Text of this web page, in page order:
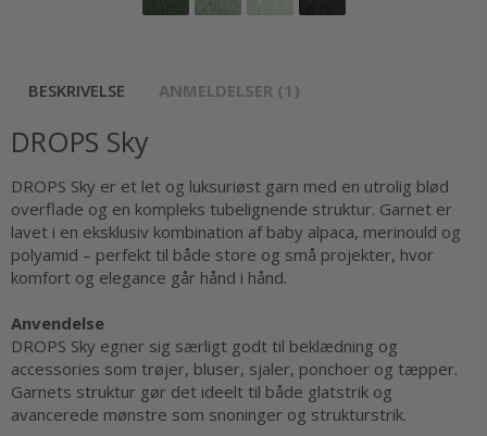
BESKRIVELSE ANMELDELSER (1)
DROPS Sky
DROPS Sky er et let og luksuriøst garn med en utrolig blød
overflade og en kompleks tubelignende struktur. Garnet er
lavet i en eksklusiv kombination af baby alpaca, merinould og
polyamid – perfekt til både store og små projekter, hvor
komfort og elegance går hånd i hånd.
Anvendelse
DROPS Sky egner sig særligt godt til beklædning og
accessories som trøjer, bluser, sjaler, ponchoer og tæpper.
Garnets struktur gør det ideelt til både glatstrik og
avancerede mønstre som snoninger og strukturstrik.